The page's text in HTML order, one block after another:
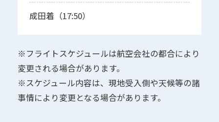
成田着（17:50）
※フライトスケジュールは航空会社の都合により
変更される場合があります。
※スケジュール内容は、現地受入側や天候等の諸
事情により変更となる場合があります。